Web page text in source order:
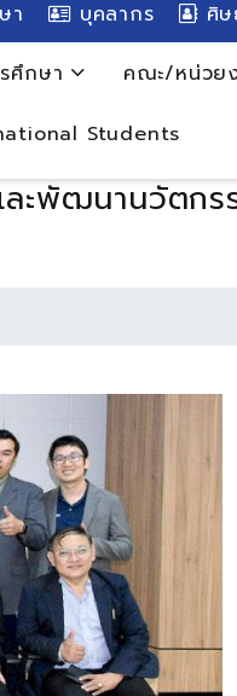
า บุคลากร ศิษ
ศึกษา คณะ/หน่วย
Students
พัฒนานวัตกร